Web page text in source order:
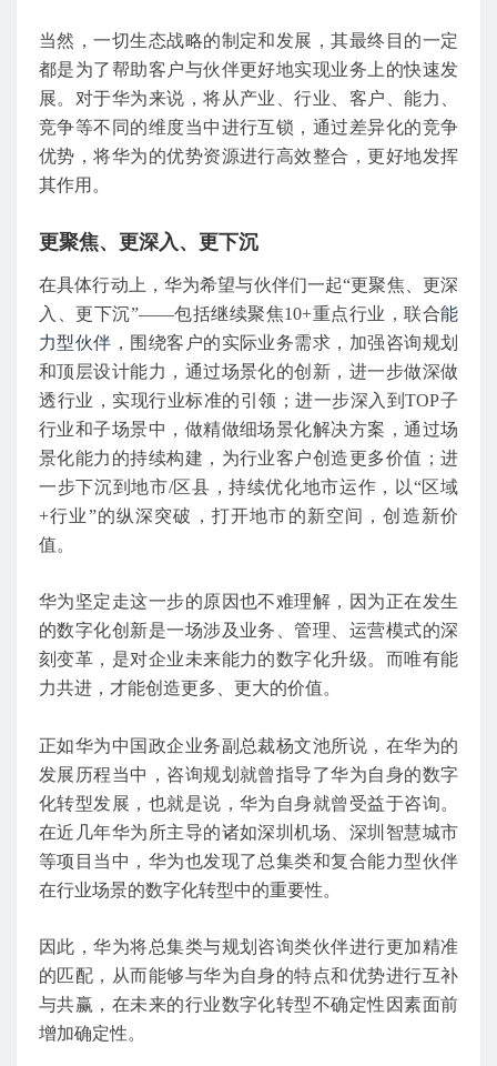
当然，一切生态战略的制定和发展，其最终目的一定
都是为了帮助客户与伙伴更好地实现业务上的快速发
展。对于华为来说，将从产业、行业、客户、能力、
竞争等不同的维度当中进行互锁，通过差异化的竞争
优势，将华为的优势资源进行高效整合，更好地发挥
其作用。
更聚焦、更深入、更下沉
在具体行动上，华为希望与伙伴们一起“更聚焦、更深
入、更下沉”——包括继续聚焦10+重点行业，联合能
力型伙伴 ，围绕客户的实际业务需求，加强咨询规划
和顶层设计能力，通过场景化的创新，进一步做深做
透行业，实现行业标准的引领；进一步深入到TOP子
行业和子场景中，做精做细场景化解决方案，通过场
景化能力的持续构建，为行业客户创造更多价值；进
一步下沉到地市/区县，持续优化地市运作，以“区域
+行业”的纵深突破，打开地市的新空间，创造新价
值。
华为坚定走这一步的原因也不难理解，因为正在发生
的数字化创新是一场涉及业务、管理、运营模式的深
刻变革，是对企业未来能力的数字化升级。而唯有能
力共进，才能创造更多、更大的价值。
正如华为中国政企业务副总裁杨文池所说，在华为的
发展历程当中，咨询规划就曾指导了华为自身的数字
化转型发展，也就是说，华为自身就曾受益于咨询。
在近几年华为所主导的诸如深圳机场、深圳智慧城市
等项目当中，华为也发现了总集类和复合能力型伙伴
在行业场景的数字化转型中的重要性。
因此，华为将总集类与规划咨询类伙伴进行更加精准
的匹配，从而能够与华为自身的特点和优势进行互补
与共赢，在未来的行业数字化转型不确定性因素面前
增加确定性。